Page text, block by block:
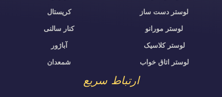
لوستر دست ساز
لوستر مورانو
لوستر کلاسیک
لوستر اتاق خواب
کریستال
کنار سالنی
آباژور
شمعدان
ارتباط سریع